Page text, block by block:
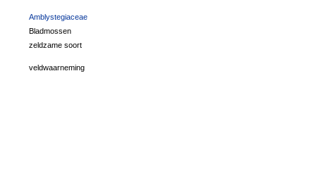
Amblystegiaceae
Bladmossen
zeldzame soort
veldwaarneming